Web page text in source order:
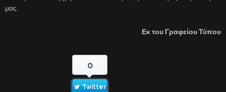
μας.
Εκ του Γραφείου Τύπου
0
Twitter